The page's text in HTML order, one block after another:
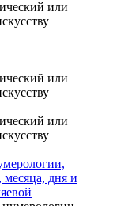
месяца, дня и